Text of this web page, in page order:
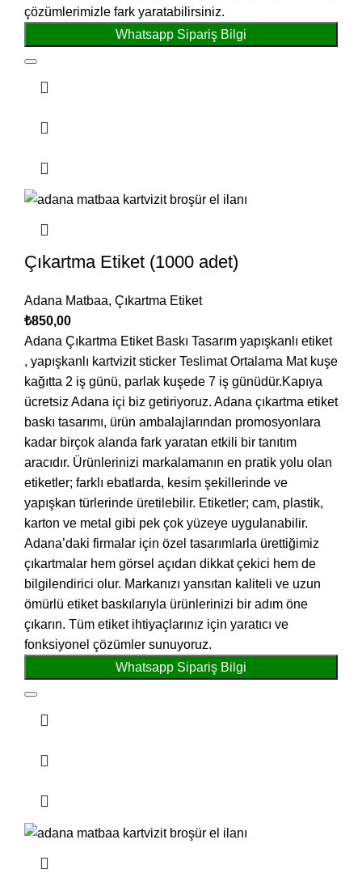
çözümlerimizle fark yaratabilirsiniz.
Whatsapp Sipariş Bilgi
Çıkartma Etiket (1000 adet)
Adana Matbaa, Çıkartma Etiket
₺850,00
Adana Çıkartma Etiket Baskı Tasarım yapışkanlı etiket
, yapışkanlı kartvizit sticker Teslimat Ortalama Mat kuşe
kağıtta 2 iş günü, parlak kuşede 7 iş günüdür.Kapıya
ücretsiz Adana içi biz getiriyoruz. Adana çıkartma etiket
baskı tasarımı, ürün ambalajlarından promosyonlara
kadar birçok alanda fark yaratan etkili bir tanıtım
aracıdır. Ürünlerinizi markalamanın en pratik yolu olan
etiketler; farklı ebatlarda, kesim şekillerinde ve
yapışkan türlerinde üretilebilir. Etiketler; cam, plastik,
karton ve metal gibi pek çok yüzeye uygulanabilir.
Adana’daki firmalar için özel tasarımlarla ürettiğimiz
çıkartmalar hem görsel açıdan dikkat çekici hem de
bilgilendirici olur. Markanızı yansıtan kaliteli ve uzun
ömürlü etiket baskılarıyla ürünlerinizi bir adım öne
çıkarın. Tüm etiket ihtiyaçlarınız için yaratıcı ve
fonksiyonel çözümler sunuyoruz.
Whatsapp Sipariş Bilgi